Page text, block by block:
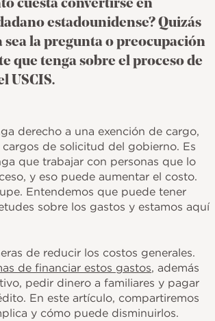
cuesta convertirse en
estadounidense? Quizás
sea la pregunta o preocupación
que tenga sobre el proceso de
USCIS.
derecho a una exención de cargo,
de solicitud del gobierno. Es
que trabajar con personas que lo
y eso puede aumentar el costo.
Entendemos que puede tener
sobre los gastos y estamos aquí
de reducir los costos generales.
de financiar estos gastos, además
pedir dinero a familiares y pagar
En este artículo, compartiremos
y cómo puede disminuirlos.